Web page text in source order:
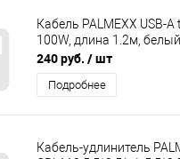
Кабель PALMEXX USB-A
100W, длина 1.2м, белый
240 руб. / шт
Подробнее
Кабель-удлинитель